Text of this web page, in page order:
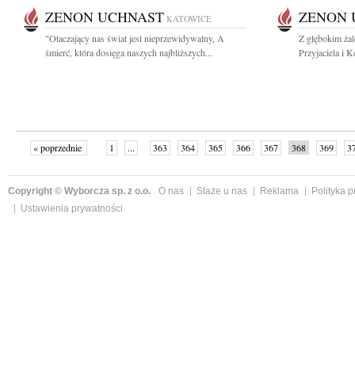
ZENON UCHNAST KATOWICE
"Otaczający nas świat jest nieprzewidywalny, A
śmierć, która dosięga naszych najbliższych...
ZENON
Z głębokim
Przyjaciela i
« poprzednie 1 ... 363 364 365 366 367 368 369
Copyright © Wyborcza sp. z o.o. O nas Staże u nas Reklama
Polityka
Ustawienia prywatności